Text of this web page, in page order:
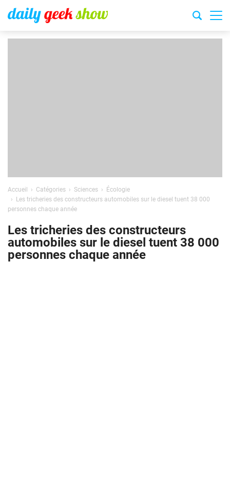
Accueil Catégories Sciences
Écologie
Les tricheries des constructeurs automobiles sur le diesel tuent 38 000
personnes chaque année
Les tricheries des constructeurs
automobiles sur le diesel tuent 38 000
personnes chaque année